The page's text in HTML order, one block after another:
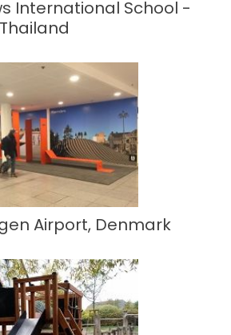
International School -
Airport, Denmark